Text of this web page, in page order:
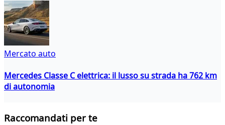
Mercato auto
Mercedes Classe C elettrica: il lusso su strada ha 762 km
di autonomia
Raccomandati per te